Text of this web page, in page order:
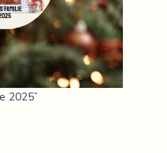
2025”